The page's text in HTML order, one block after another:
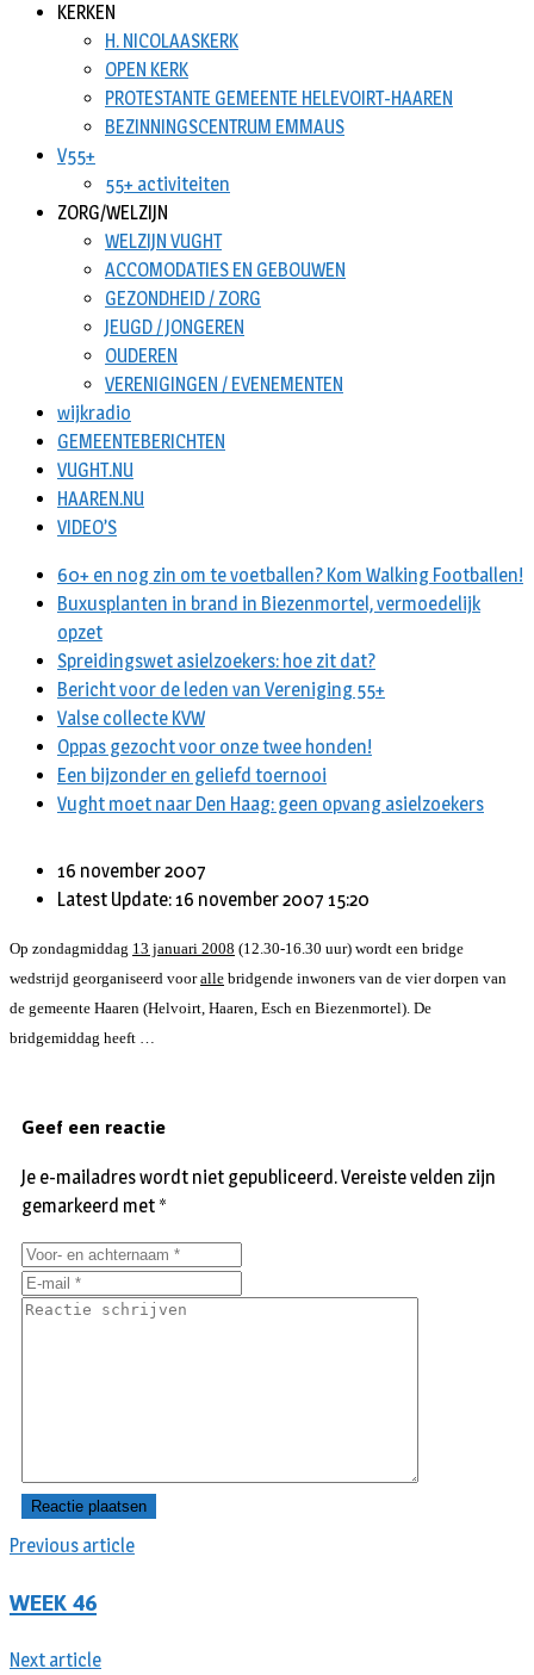
KERKEN
H. NICOLAASKERK
OPEN KERK
PROTESTANTE GEMEENTE HELEVOIRT-HAAREN
BEZINNINGSCENTRUM EMMAUS
V55+
55+ activiteiten
ZORG/WELZIJN
WELZIJN VUGHT
ACCOMODATIES EN GEBOUWEN
GEZONDHEID / ZORG
JEUGD / JONGEREN
OUDEREN
VERENIGINGEN / EVENEMENTEN
wijkradio
GEMEENTEBERICHTEN
VUGHT.NU
HAAREN.NU
VIDEO’S
60+ en nog zin om te voetballen? Kom Walking Footballen!
Buxusplanten in brand in Biezenmortel, vermoedelijk
opzet
Spreidingswet asielzoekers: hoe zit dat?
Bericht voor de leden van Vereniging 55+
Valse collecte KVW
Oppas gezocht voor onze twee honden!
Een bijzonder en geliefd toernooi
Vught moet naar Den Haag: geen opvang asielzoekers
16 november 2007
Latest Update: 16 november 2007 15:20
Op zondagmiddag 13 januari 2008 (12.30-16.30 uur) wordt een bridge
wedstrijd georganiseerd vooralle bridgende inwoners van de vier dorpen van
de gemeente Haaren (Helvoirt, Haaren, Esch en Biezenmortel). De
bridgemiddag heeft …
Previous article
WEEK 46
Next article
Geef een reactie
Je e-mailadres wordt niet gepubliceerd.Vereiste velden zijn
gemarkeerd met *